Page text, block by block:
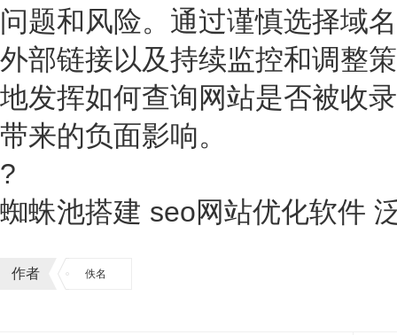
问题和风险。通过谨慎选择域
外部链接以及持续监控和调整
地发挥如何查询网站是否被收
带来的负面影响。
?
蜘蛛池搭建 seo网站优化软件
作者 佚名